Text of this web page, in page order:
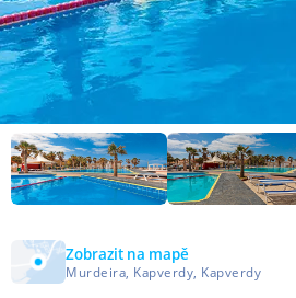
Zobrazit na mapě
Murdeira, Kapverdy, Kapverdy